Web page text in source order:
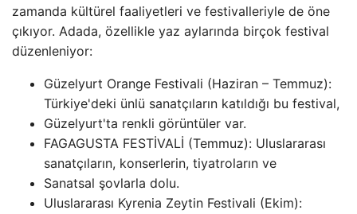
zamanda kültürel faaliyetleri ve festivalleriyle de öne
çıkıyor. Adada, özellikle yaz aylarında birçok festival
düzenleniyor:
Güzelyurt Orange Festivali (Haziran – Temmuz):
Türkiye'deki ünlü sanatçıların katıldığı bu festival,
Güzelyurt'ta renkli görüntüler var.
FAGAGUSTA FESTİVALİ (Temmuz): Uluslararası
sanatçıların, konserlerin, tiyatroların ve
Sanatsal şovlarla dolu.
Uluslararası Kyrenia Zeytin Festivali (Ekim):